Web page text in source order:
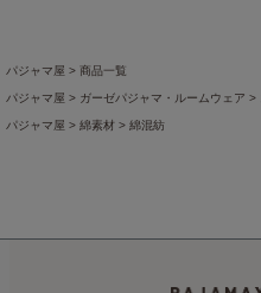
パジャマ屋 商品一覧
パジャマ屋 ガーゼパジャマ・ルームウェア
パジャマ屋 綿素材 綿混紡